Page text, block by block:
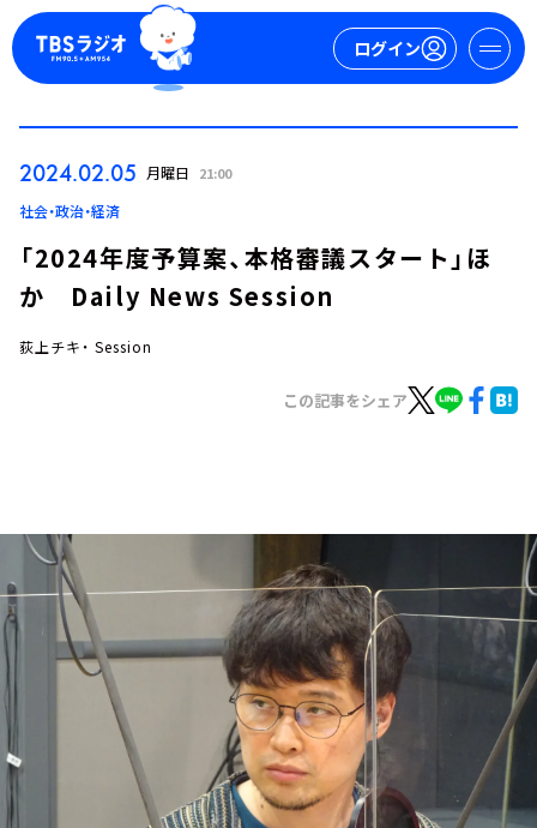
ログイン
お知らせ
イベント・グッズ
YouTube
会社情報
2024.02.05 月曜日 21:00
社会・政治・経済
「2024年度予算案、本格審議スタート」ほ
か Daily News Session
荻上チキ・ Session
この記事をシェア